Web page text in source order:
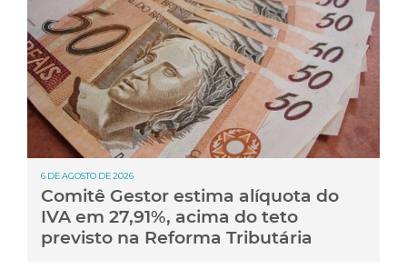
6 DE AGOSTO DE 2026
Comitê Gestor estima alíquota do
IVA em 27,91%, acima do teto
previsto na Reforma Tributária